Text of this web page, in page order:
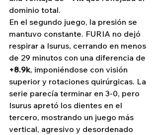
dominio total.
En el segundo juego, la presión se
mantuvo constante. FURIA no dejó
respirar a Isurus, cerrando en menos
de 29 minutos con una diferencia de
+8.9k, imponiéndose con visión
superior y rotaciones quirúrgicas. La
serie parecía terminar en 3-0, pero
Isurus apretó los dientes en el
tercero, mostrando un juego más
vertical, agresivo y desordenado